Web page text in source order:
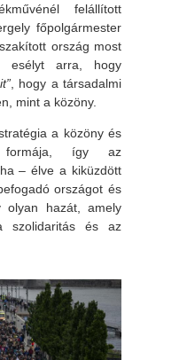
felállított
főpolgármester
ország most
esélyt arra, hogy
, hogy a társadalmi
mint a közöny.
a közöny és
így az
– élve a kiküzdött
országot és
olyan hazát, amely
szolidaritás és az